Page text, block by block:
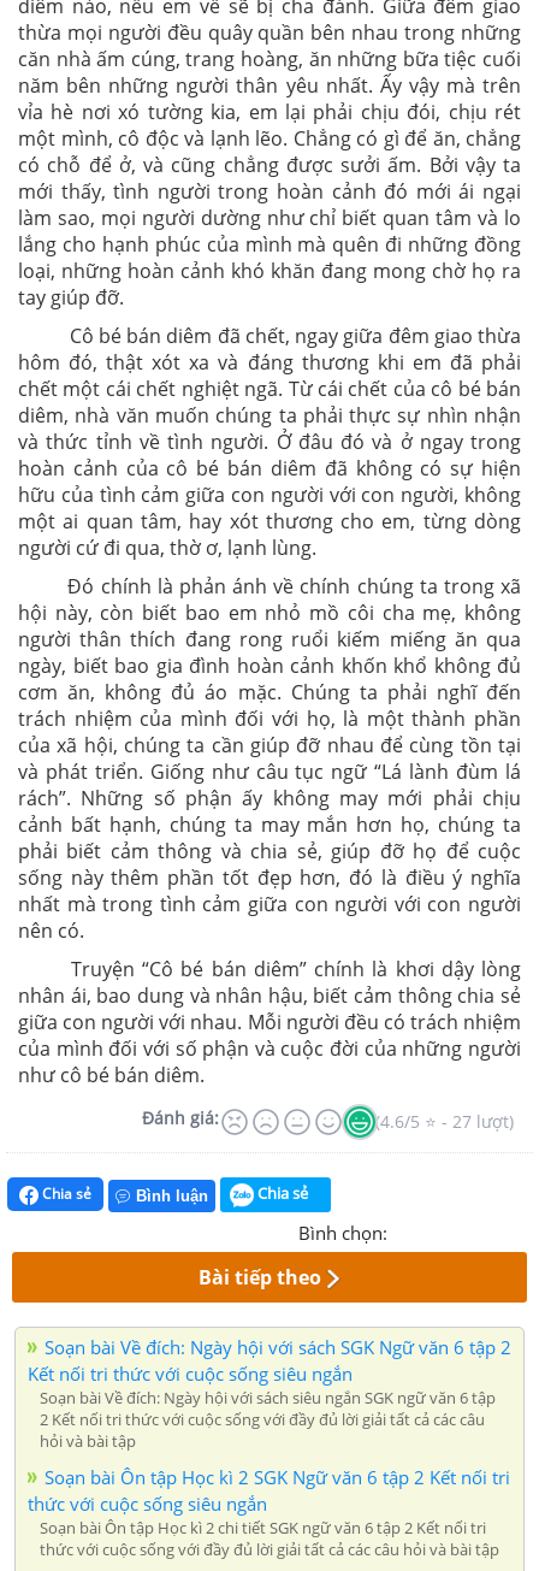
diêm nào, nếu em về sẽ bị cha đánh. Giữa đêm giao
thừa mọi người đều quây quần bên nhau trong những
căn nhà ấm cúng, trang hoàng, ăn những bữa tiệc cuối
năm bên những người thân yêu nhất. Ấy vậy mà trên
vỉa hè nơi xó tường kia, em lại phải chịu đói, chịu rét
một mình, cô độc và lạnh lẽo. Chẳng có gì để ăn, chẳng
có chỗ để ở, và cũng chẳng được sưởi ấm. Bởi vậy ta
mới thấy, tình người trong hoàn cảnh đó mới ái ngại
làm sao, mọi người dường như chỉ biết quan tâm và lo
lắng cho hạnh phúc của mình mà quên đi những đồng
loại, những hoàn cảnh khó khăn đang mong chờ họ ra
tay giúp đỡ.
Cô bé bán diêm đã chết, ngay giữa đêm giao thừa
hôm đó, thật xót xa và đáng thương khi em đã phải
chết một cái chết nghiệt ngã. Từ cái chết của cô bé bán
diêm, nhà văn muốn chúng ta phải thực sự nhìn nhận
và thức tỉnh về tình người. Ở đâu đó và ở ngay trong
hoàn cảnh của cô bé bán diêm đã không có sự hiện
hữu của tình cảm giữa con người với con người, không
một ai quan tâm, hay xót thương cho em, từng dòng
người cứ đi qua, thờ ơ, lạnh lùng.
Đó chính là phản ánh về chính chúng ta trong xã
hội này, còn biết bao em nhỏ mồ côi cha mẹ, không
người thân thích đang rong ruổi kiếm miếng ăn qua
ngày, biết bao gia đình hoàn cảnh khốn khổ không đủ
cơm ăn, không đủ áo mặc. Chúng ta phải nghĩ đến
trách nhiệm của mình đối với họ, là một thành phần
của xã hội, chúng ta cần giúp đỡ nhau để cùng tồn tại
và phát triển. Giống như câu tục ngữ “Lá lành đùm lá
rách”. Những số phận ấy không may mới phải chịu
cảnh bất hạnh, chúng ta may mắn hơn họ, chúng ta
phải biết cảm thông và chia sẻ, giúp đỡ họ để cuộc
sống này thêm phần tốt đẹp hơn, đó là điều ý nghĩa
nhất mà trong tình cảm giữa con người với con người
nên có.
Truyện “Cô bé bán diêm” chính là khơi dậy lòng
nhân ái, bao dung và nhân hậu, biết cảm thông chia sẻ
giữa con người với nhau. Mỗi người đều có trách nhiệm
của mình đối với số phận và cuộc đời của những người
như cô bé bán diêm.
Đánh giá: (4.6/5 ⭐ - 27 lượt)
Chia sẻ Bình luận Chia sẻ
Bình chọn:
Bài tiếp theo
Soạn bài Về đích: Ngày hội với sách SGK Ngữ văn 6 tập 2
Kết nối tri thức với cuộc sống siêu ngắn
Soạn bài Về đích: Ngày hội với sách siêu ngắn SGK ngữ văn 6 tập
2 Kết nối tri thức với cuộc sống với đầy đủ lời giải tất cả các câu
hỏi và bài tập
Soạn bài Ôn tập Học kì 2 SGK Ngữ văn 6 tập 2 Kết nối tri
thức với cuộc sống siêu ngắn
Soạn bài Ôn tập Học kì 2 chi tiết SGK ngữ văn 6 tập 2 Kết nối tri
thức với cuộc sống với đầy đủ lời giải tất cả các câu hỏi và bài tập